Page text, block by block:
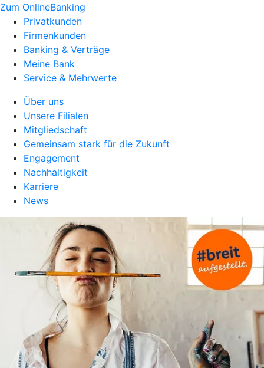
Zum OnlineBanking
Privatkunden
Firmenkunden
Banking & Verträge
Meine Bank
Service & Mehrwerte
Über uns
Unsere Filialen
Mitgliedschaft
Gemeinsam stark für die Zukunft
Engagement
Nachhaltigkeit
Karriere
News